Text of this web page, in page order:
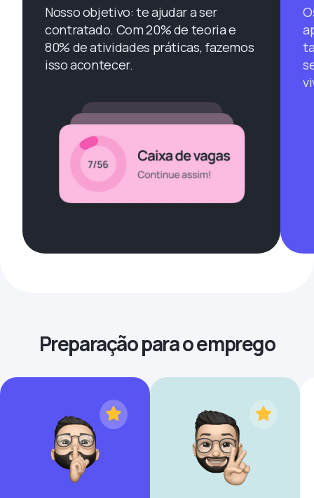
Nosso objetivo: te ajudar a ser
contratado. Com 20% de teoria e
80% de atividades práticas, fazemos
isso acontecer.
Preparação para o emprego